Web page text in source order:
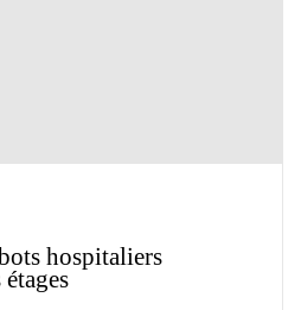
hospitaliers